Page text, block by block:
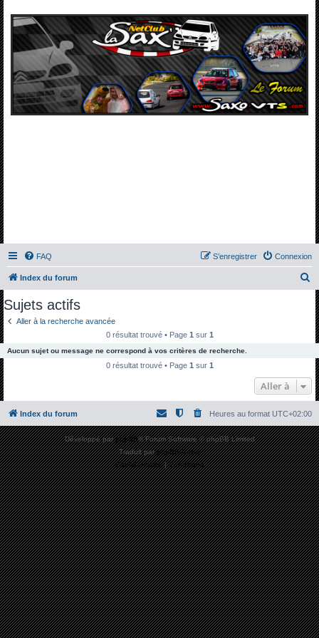
FAQ Connexion
S’enregistrer
Index du forum
c
e
r
Sujets actifs
Aller à la recherche avancée
0 résultat trouvé • Page 1 sur 1
Aucun sujet ou message ne correspond à vos critères de recherche.
0 résultat trouvé • Page 1 sur 1
Aller à
Index du forum Heures au format UTC+02:00
Développé parphpBB® Forum Software © phpBB Limited
Traduit parphpBB-fr.com
Confidentialité|Conditions